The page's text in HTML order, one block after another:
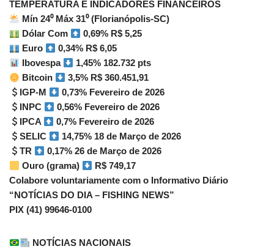
TEMPERATURA E INDICADORES FINANCEIROS
Mín 24⁰ Máx 31⁰ (Florianópolis-SC)
Dólar Com
0,69% R$ 5,25
Euro
0,34% R$ 6,05
Ibovespa
1,45% 182.732 pts
Bitcoin
3,5% R$ 360.451,91
IGP-M
0,73% Fevereiro de 2026
INPC
0,56% Fevereiro de 2026
IPCA
0,7% Fevereiro de 2026
SELIC
14,75% 18 de Março de 2026
TR
0,17% 26 de Março de 2026
Ouro (grama)
R$ 749,17
Colabore voluntariamente com o Informativo Diário
“NOTÍCIAS DO DIA – FISHING NEWS”
PIX (41) 99646-0100
NOTÍCIAS NACIONAIS